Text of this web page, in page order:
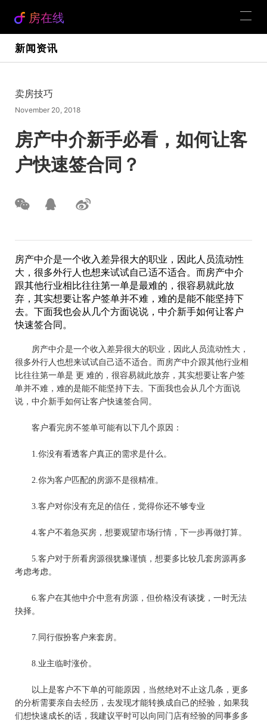
房在线
新闻资讯
卖房技巧
November 20, 2018
房产中介新手必看，如何让客
户快速签合同？
房产中介是一个收入差异很大的职业，因此人员流动性
大，很多外行人也想来试试自己适不适合。而房产中介
跟其他行业相比往往第一单是最难的，很容易就此放
弃，其实想要让客户签单并不难，难的是能不能坚持下
去。下面我也会从几个方面说说，中介新手如何让客户
快速签合同。
房产中介是一个收入差异很大的职业 ， 因此人员流动性大 ，
很多外行人也想来试试自己适不适合。而房产中介跟其他行业相
比往往第一单是 更 难的 ， 很容易就此放弃 ， 其实想要让客户签
单并不难，难的是能不能坚持下去。下面我也会从几个方面说
说，中介新手如何让客户快速签合同。
客户看完房不签单可能有以下几个原因：
1.你没有看透客户真正的需求是什么。
2.你为客户匹配的房源不是很精准。
3.客户对你没有充足的信任，觉得你还不够专业
4.客户不着急买房，想要观望市场行情，下一步再做打算。
5.客户对于所看房源很犹豫谨慎，想要多比较几套房源再多
考虑考虑。
6.客户在其他中介中意有房源，但价格没有谈拢，一时无法
抉择。
7. 同行假扮客户来套房。
8.业主临时涨价。
以上是客户不下单的可能原因 ， 当然绝对不止这几条，更多
的分析需要亲自去经历，去发现才能转换成自己的经验，如果我
们想快速成长的话 ， 我建议平时可以向同门店有经验的同事多多